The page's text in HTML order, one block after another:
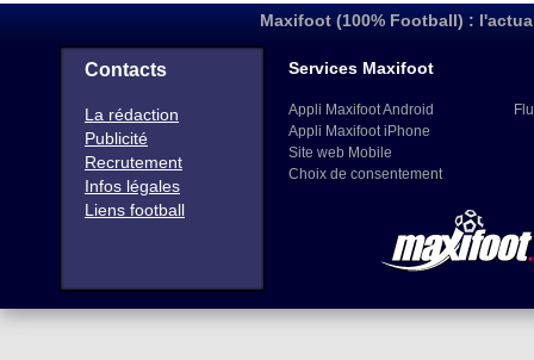
Maxifoot (100% Football) :
Contacts
La rédaction
Publicité
Recrutement
Infos légales
Liens football
Services Maxifoot
Appli Maxifoot Android
Appli Maxifoot iPhone
Site web Mobile
Choix de consentement